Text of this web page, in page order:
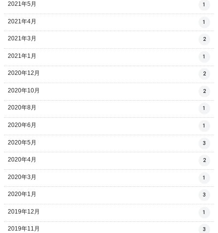
2021年5月 1
2021年4月 1
2021年3月 2
2021年1月 1
2020年12月 2
2020年10月 2
2020年8月 1
2020年6月 1
2020年5月 3
2020年4月 2
2020年3月 1
2020年1月 3
2019年12月 1
2019年11月 3